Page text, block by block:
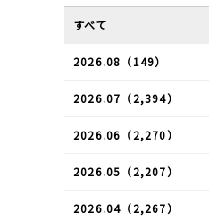
すべて
2026.08（149）
2026.07（2,394）
2026.06（2,270）
2026.05（2,207）
2026.04（2,267）